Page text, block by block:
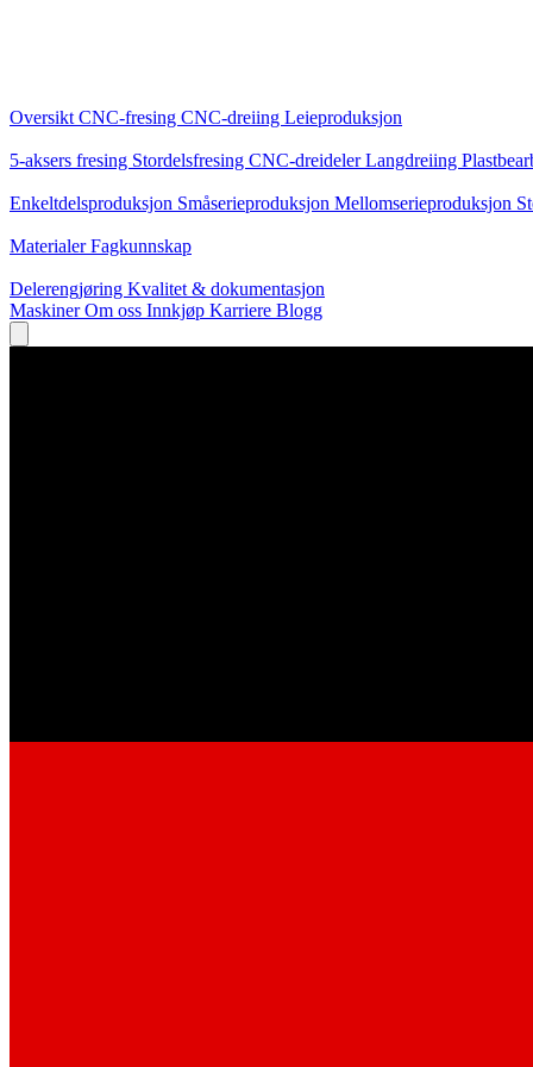
Oversikt CNC-fresing CNC-dreiing Leieproduksjon
5-aksers fresing Stordelsfresing CNC-dreidelerLangdreiing
Enkeltdelsproduksjon Småserieproduksjon Mellomserieproduksjon
MaterialerFagkunnskap
Delerengjøring Kvalitet & dokumentasjon
MaskinerOm oss Innkjøp Karriere Blogg